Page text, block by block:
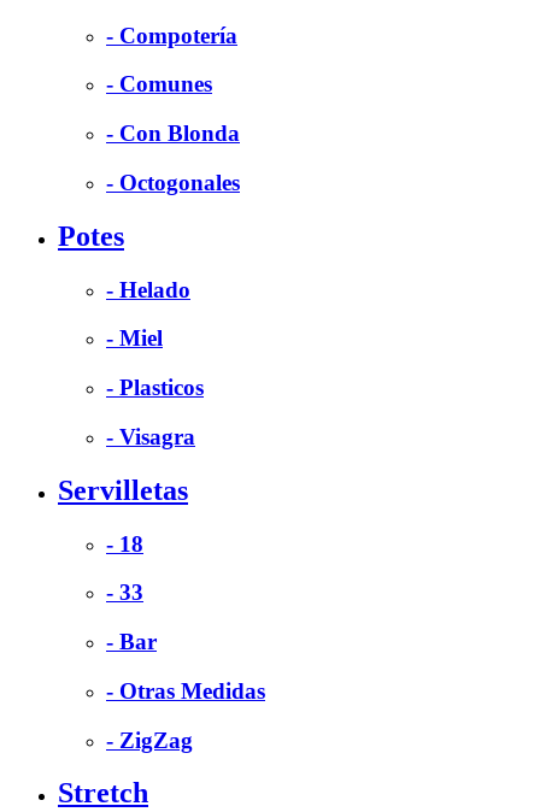
- Compotería
- Comunes
- Con Blonda
- Octogonales
Potes
- Helado
- Miel
- Plasticos
- Visagra
Servilletas
- 18
- 33
- Bar
- Otras Medidas
- ZigZag
Stretch